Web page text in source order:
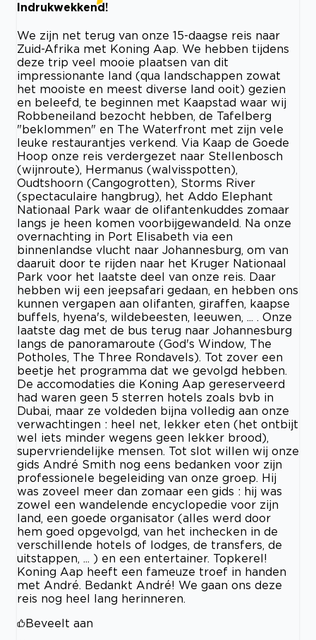
Indrukwekkend!
We zijn net terug van onze 15-daagse reis naar
Zuid-Afrika met Koning Aap. We hebben tijdens
deze trip veel mooie plaatsen van dit
impressionante land (qua landschappen zowat
het mooiste en meest diverse land ooit) gezien
en beleefd, te beginnen met Kaapstad waar wij
Robbeneiland bezocht hebben, de Tafelberg
"beklommen" en The Waterfront met zijn vele
leuke restaurantjes verkend. Via Kaap de Goede
Hoop onze reis verdergezet naar Stellenbosch
(wijnroute), Hermanus (walvisspotten),
Oudtshoorn (Cangogrotten), Storms River
(spectaculaire hangbrug), het Addo Elephant
Nationaal Park waar de olifantenkuddes zomaar
langs je heen komen voorbijgewandeld. Na onze
overnachting in Port Elisabeth via een
binnenlandse vlucht naar Johannesburg, om van
daaruit door te rijden naar het Kruger Nationaal
Park voor het laatste deel van onze reis. Daar
hebben wij een jeepsafari gedaan, en hebben ons
kunnen vergapen aan olifanten, giraffen, kaapse
buffels, hyena's, wildebeesten, leeuwen, ... . Onze
laatste dag met de bus terug naar Johannesburg
langs de panoramaroute (God's Window, The
Potholes, The Three Rondavels). Tot zover een
beetje het programma dat we gevolgd hebben.
De accomodaties die Koning Aap gereserveerd
had waren geen 5 sterren hotels zoals bvb in
Dubai, maar ze voldeden bijna volledig aan onze
verwachtingen : heel net, lekker eten (het ontbijt
wel iets minder wegens geen lekker brood),
supervriendelijke mensen. Tot slot willen wij onze
gids André Smith nog eens bedanken voor zijn
professionele begeleiding van onze groep. Hij
was zoveel meer dan zomaar een gids : hij was
zowel een wandelende encyclopedie voor zijn
land, een goede organisator (alles werd door
hem goed opgevolgd, van het inchecken in de
verschillende hotels of lodges, de transfers, de
uitstappen, ... ) en een entertainer. Topkerel!
Koning Aap heeft een fameuze troef in handen
met André. Bedankt André! We gaan ons deze
reis nog heel lang herinneren.
Beveelt aan